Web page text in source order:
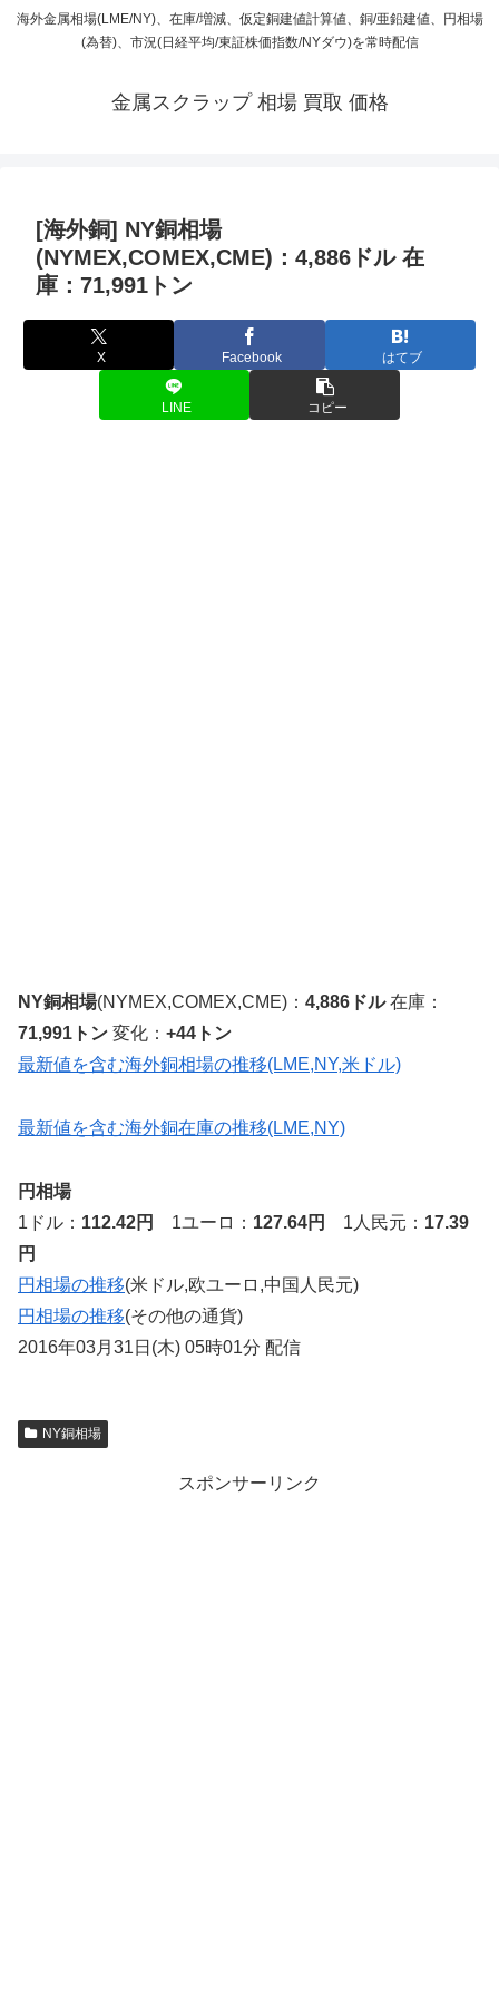
海外金属相場(LME/NY)、在庫/増減、仮定銅建値計算値、銅/亜鉛建値、円相場
(為替)、市況(日経平均/東証株価指数/NYダウ)を常時配信
金属スクラップ 相場 買取 価格
[海外銅] NY銅相場
(NYMEX,COMEX,CME)：4,886ドル 在
庫：71,991トン
X Facebook はてブ
LINE コピー
NY銅相場(NYMEX,COMEX,CME)： 4,886ドル在庫：
71,991トン 変化： +44トン
最新値を含む海外銅相場の推移(LME,NY,米ドル)
最新値を含む海外銅在庫の推移(LME,NY)
円相場
1ドル： 112.42円 1ユーロ： 127.64円 1人民元： 17.39
円
円相場の推移(米ドル,欧ユーロ,中国人民元)
円相場の推移(その他の通貨)
2016年03月31日(木) 05時01分 配信
NY銅相場
スポンサーリンク